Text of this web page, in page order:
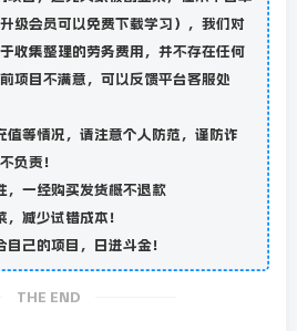
级会员可以免费下载学习），我们对
收集整理的劳务费用，并不存在任何
项目不满意，可以反馈平台客服处
等情况，请注意个人防范，谨防诈
负责！
，一经购买发货概不退款
减少试错成本！
己的项目，日进斗金！
THE END